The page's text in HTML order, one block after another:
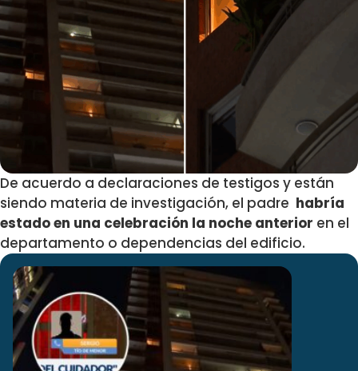
De acuerdo a declaraciones de testigos y están
siendo materia de investigación, el padre habría
estado en una celebración la noche anterior en el
departamento o dependencias del edificio.